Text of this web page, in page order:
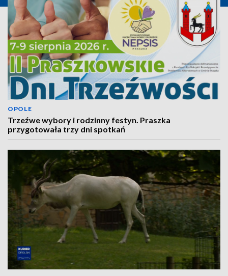
OPOLE
Trzeźwe wybory i rodzinny festyn. Praszka
przygotowała trzy dni spotkań